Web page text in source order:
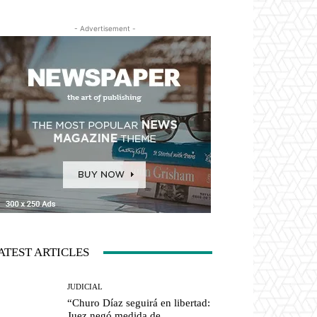
- Advertisement -
ARTICLES
JUDICIAL
“Churo Díaz seguirá en libertad: